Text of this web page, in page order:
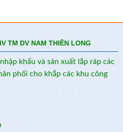
TM DV NAM THIÊN LONG
khẩu và sản xuất lắp ráp các
phối cho khắp các khu công